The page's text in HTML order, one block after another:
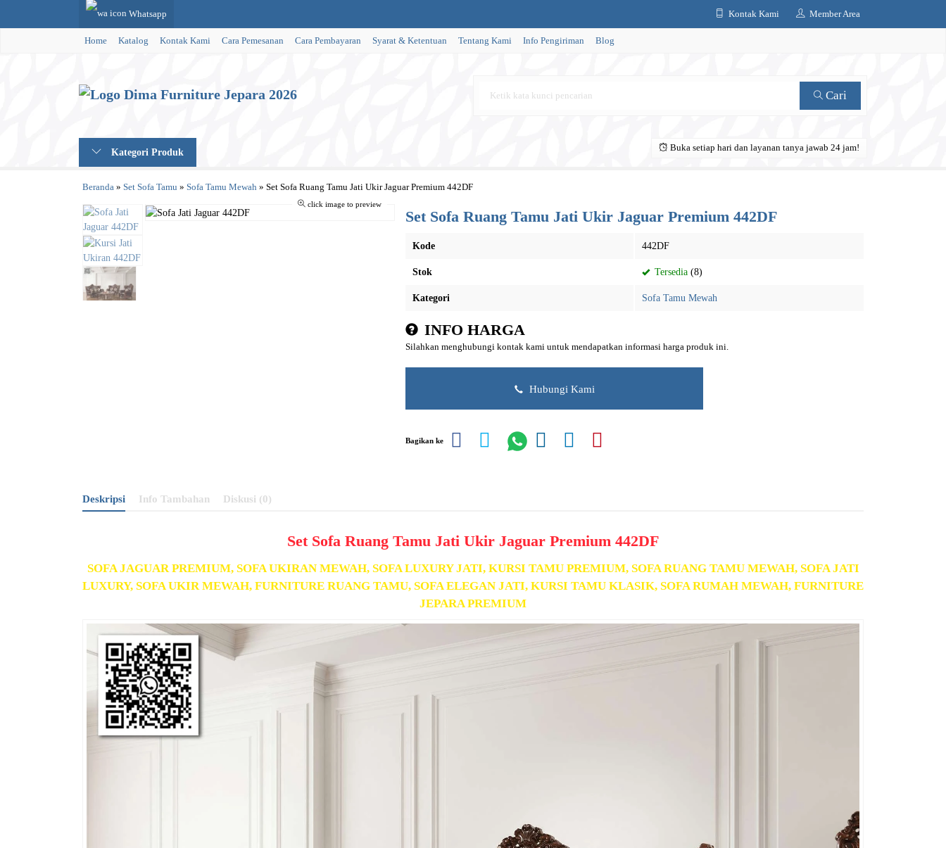
Whatsapp Kontak Kami Member Area
Home Katalog Kontak Kami Cara Pemesanan Cara Pembayaran Syarat & Ketentuan Tentang Kami Info Pengiriman Blog
Cari
Kategori Produk Buka setiap hari dan layanan tanya jawab 24 jam!
Beranda » Set Sofa Tamu » Sofa Tamu Mewah » Set Sofa Ruang Tamu Jati Ukir Jaguar Premium 442DF
click image to preview
Set Sofa Ruang Tamu Jati Ukir Jaguar Premium 442DF
Kode 442DF
Stok Tersedia (8)
Kategori Sofa Tamu Mewah
INFO HARGA
Silahkan menghubungi kontak kami untuk mendapatkan informasi harga produk ini.
Hubungi Kami
Bagikan ke
Deskripsi Info Tambahan Diskusi (0)
Set Sofa Ruang Tamu Jati Ukir Jaguar Premium 442DF
SOFA JAGUAR PREMIUM, SOFA UKIRAN MEWAH, SOFA LUXURY JATI, KURSI TAMU PREMIUM, SOFA RUANG TAMU MEWAH, SOFA JATI
LUXURY, SOFA UKIR MEWAH, FURNITURE RUANG TAMU, SOFA ELEGAN JATI, KURSI TAMU KLASIK, SOFA RUMAH MEWAH, FURNITURE
JEPARA PREMIUM